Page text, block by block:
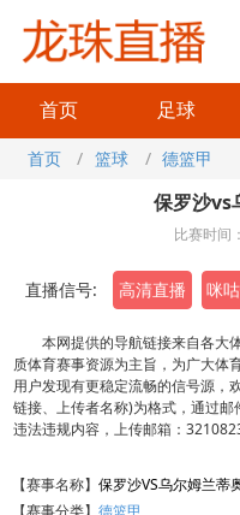
首页 足球
首页 / 篮球 / 德篮甲
保罗沙vs
比赛时间
直播信号: 高清直播 咪
本网提供的导航链接来自各大
质体育赛事资源为主旨，为广大体
用户发现有更稳定流畅的信号源，
链接、上传者名称)为格式，通过
违法违规内容，上传邮箱：
【赛事名称】 保罗沙VS乌尔姆兰蒂
【赛事分类】 德篮甲